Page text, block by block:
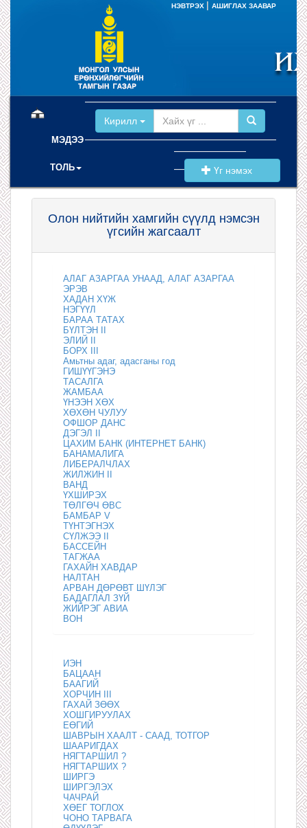
НЭВТРЭХ АШИГЛАХ ЗААВАР
МЭДЭЭ
ТОЛЬ
Кирилл
Үг нэмэх
Олон нийтийн хамгийн сүүлд нэмсэн
үгсийн жагсаалт
АЛАГ АЗАРГАА УНААД, АЛАГ АЗАРГАА
ЭРЭВ
ХАДАН ХҮЖ
НЭГҮҮЛ
БАРАА ТАТАХ
БҮЛТЭН II
ЭЛИЙ II
БОРХ III
Амьтны адаг, адасганы год
ГИШҮҮГЭНЭ
ТАСАЛГА
ЖАМБАА
ҮНЭЭН ХӨХ
ХӨХӨН ЧУЛУУ
OФШОР ДАНС
ДЭГЭЛ II
ЦАХИМ БАНК (ИНТЕРНЕТ БАНК)
БАНАМАЛИГА
ЛИБЕРАЛЧЛАХ
ЖИЛЖИН II
ВАНД
ҮХШИРЭХ
ТӨЛГӨЧ ӨВС
БАМБАР V
ТҮНТЭГНЭХ
СҮЛЖЭЭ II
БАССЕЙН
ТАГЖАА
ГАХАЙН ХАВДАР
НАЛТАН
АРВАН ДӨРӨВТ ШҮЛЭГ
БАДАГЛАЛ ЗҮЙ
ЖИЙРЭГ АВИА
ВОН
ИЭН
БАЦААН
БААГИЙ
ХОРЧИН III
ГАХАЙ ЗӨӨХ
ХОШГИРУУЛАХ
ЕӨГИЙ
ШАВРЫН ХААЛТ - СААД, ТОТГОР
ШААРИГДАХ
НЯГТАРШИЛ ?
НЯГТАРШИХ ?
ШИРГЭ
ШИРГЭЛЭХ
ЧАЧРАЙ
ХӨЕГ ТОГЛОХ
ЧОНО ТАРВАГА